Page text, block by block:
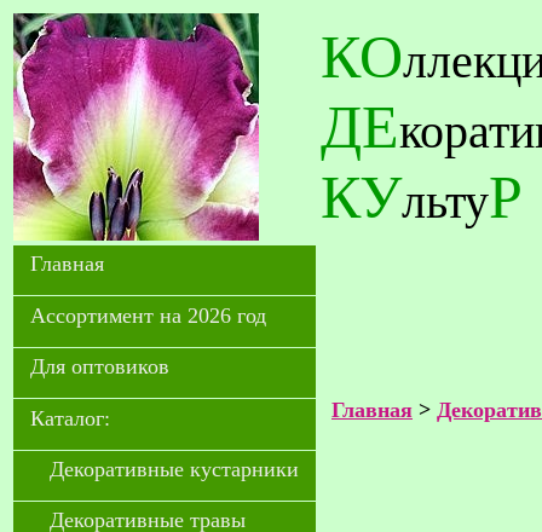
КО
ДЕ
КУльтуР
Главная
Ассортимент на 2026 год
Для оптовиков
Каталог:
Декоративные кустарники
Декоративные травы
Главная >